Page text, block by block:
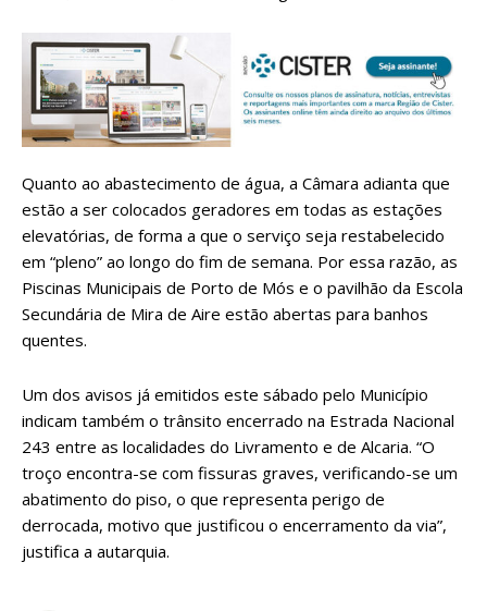
Quanto ao abastecimento de água, a Câmara adianta que
estão a ser colocados geradores em todas as estações
elevatórias, de forma a que o serviço seja restabelecido
em “pleno” ao longo do fim de semana. Por essa razão, as
Piscinas Municipais de Porto de Mós e o pavilhão da Escola
Secundária de Mira de Aire estão abertas para banhos
quentes.
Um dos avisos já emitidos este sábado pelo Município
indicam também o trânsito encerrado na Estrada Nacional
243 entre as localidades do Livramento e de Alcaria. “O
troço encontra-se com fissuras graves, verificando-se um
abatimento do piso, o que representa perigo de
derrocada, motivo que justificou o encerramento da via”,
justifica a autarquia.